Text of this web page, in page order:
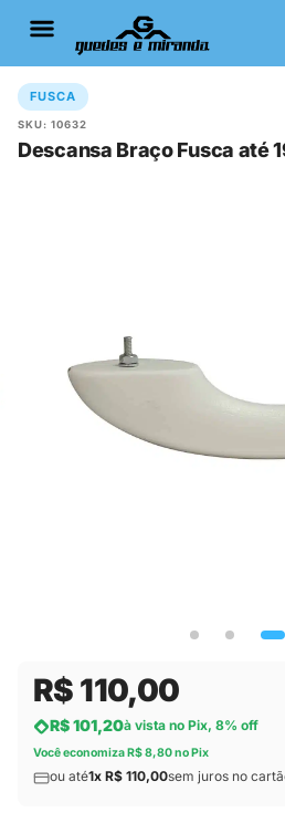
FUSCA
SKU: 10632
Descansa Braço Fusca até
R$ 110,00
R$ 101,20à vista no Pix, 8% off
Você economiza R$ 8,80 no Pix
ou até1x R$ 110,00sem juros no